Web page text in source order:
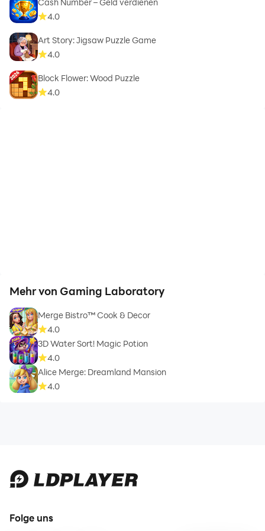
4.0
Art Story: Jigsaw Puzzle Game
4.0
Block Flower: Wood Puzzle
4.0
Mehr von Gaming Laboratory
Merge Bistro™ Cook & Decor
4.0
3D Water Sort! Magic Potion
4.0
Alice Merge: Dreamland Mansion
4.0
Folge uns